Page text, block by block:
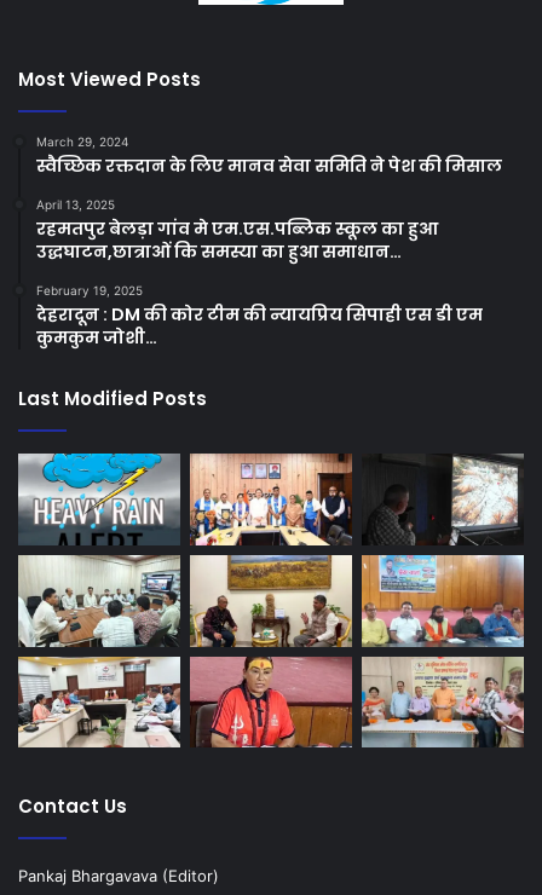
Most Viewed Posts
March 29, 2024
स्वैच्छिक रक्तदान के लिए मानव सेवा समिति ने पेश की मिसाल
April 13, 2025
रहमतपुर बेलड़ा गांव मे एम.एस.पब्लिक स्कूल का हुआ
उद्धघाटन,छात्राओं कि समस्या का हुआ समाधान…
February 19, 2025
देहरादून : DM की कोर टीम की न्यायप्रिय सिपाही एस डी एम
कुमकुम जोशी…
Last Modified Posts
Contact Us
Pankaj Bhargavava (Editor)